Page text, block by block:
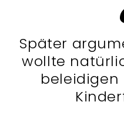
Später
wollte